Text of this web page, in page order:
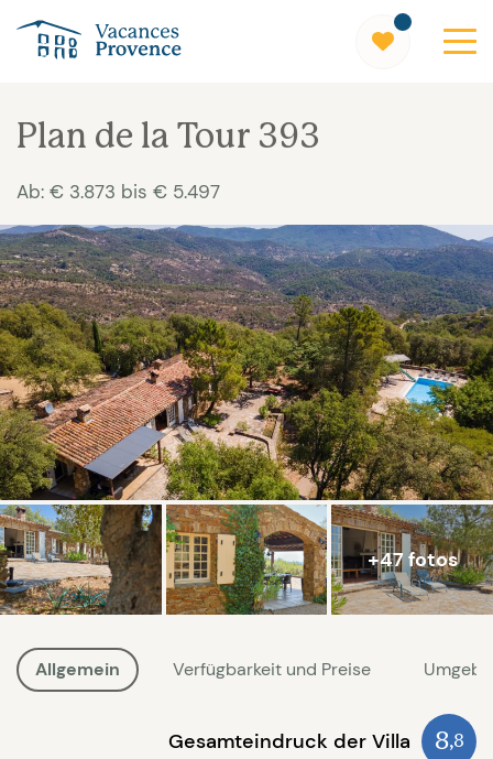
Plan de la Tour 393
Ab: € 3.873 bis € 5.497
+47 fotos
Allgemein Verfügbarkeit und Preise
Gesamteindruck der Villa 8,8